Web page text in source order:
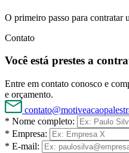
O primeiro passo para contratar
Contato
Você está prestes a
Entre em contato conosco e
e orçamento.
* Nome completo:
* Empresa:
* E-mail: